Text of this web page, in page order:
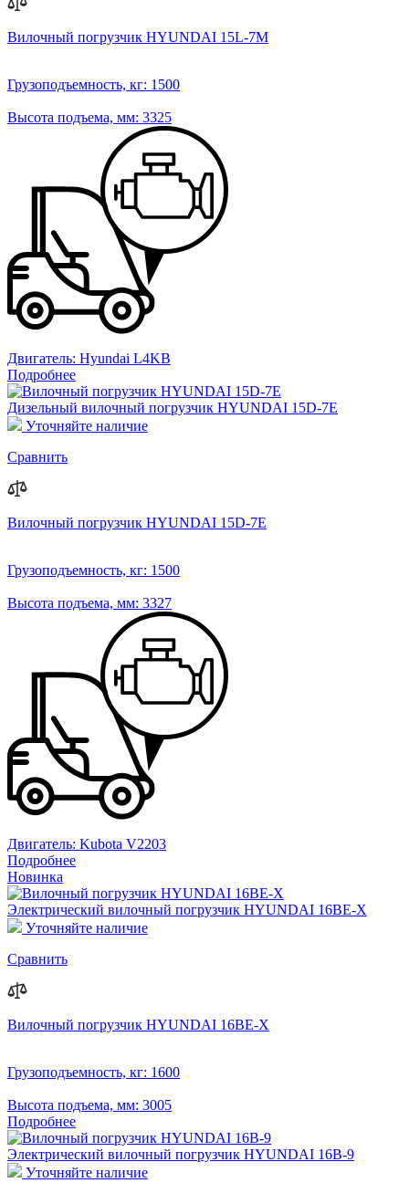
Вилочный погрузчик HYUNDAI 15L-7M
Грузоподъемность, кг: 1500
Высота подъема, мм: 3325
Двигатель: Hyundai L4KB
Подробнее
Дизельный вилочный погрузчик HYUNDAI 15D-7E
Уточняйте наличие
Сравнить
Вилочный погрузчик HYUNDAI 15D-7E
Грузоподъемность, кг: 1500
Высота подъема, мм: 3327
Двигатель: Kubota V2203
Подробнее
Новинка
Электрический вилочный погрузчик HYUNDAI 16BE-X
Уточняйте наличие
Сравнить
Вилочный погрузчик HYUNDAI 16BE-X
Грузоподъемность, кг: 1600
Высота подъема, мм: 3005
Подробнее
Электрический вилочный погрузчик HYUNDAI 16B-9
Уточняйте наличие